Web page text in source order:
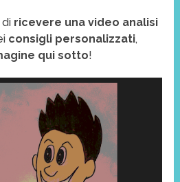
ricevere una video analisi
consigli personalizzati,
qui sotto!